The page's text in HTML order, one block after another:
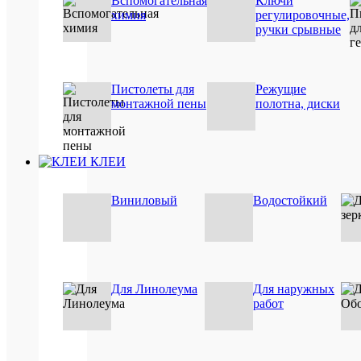
химия
регулировочные,
ручки срывные
Пистолеты для
монтажной пены
Режущие
полотна, диски
КЛЕИ
Виниловый Водостойкий
Для Линолеума
Для наружных
работ
Лента